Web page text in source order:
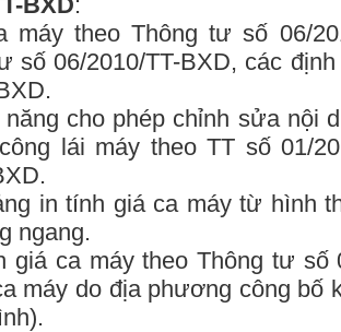
máy theo Thông tư số 06/
số 06/2010/TT-BXD, các
cho phép chỉnh sửa nội
lái máy theo TT số 01/
in tính giá ca máy từ hình
ngang.
giá ca máy theo Thông tư số
máy do địa phương công bố